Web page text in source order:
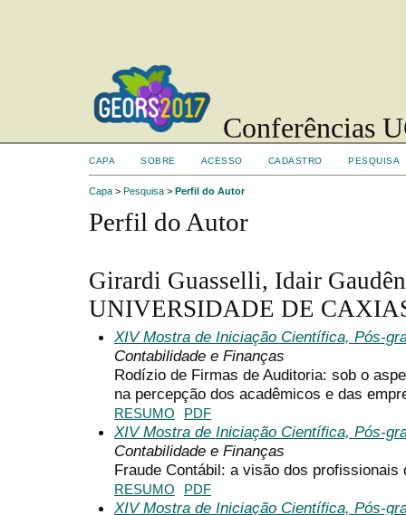
Conferências
CAPA SOBRE ACESSO CADASTRO PESQUISA
Capa > Pesquisa > Perfil do Autor
Perfil do Autor
Girardi Guasselli, Idair
UNIVERSIDADE DE
XIV Mostra de Iniciação Científica, Pós-
Contabilidade e Finanças
Rodízio de Firmas de Auditoria: sob o
na percepção dos acadêmicos e das
RESUMO PDF
XIV Mostra de Iniciação Científica, Pós-
Contabilidade e Finanças
Fraude Contábil: a visão dos profissionais
RESUMO PDF
XIV Mostra de Iniciação Científica, Pós-